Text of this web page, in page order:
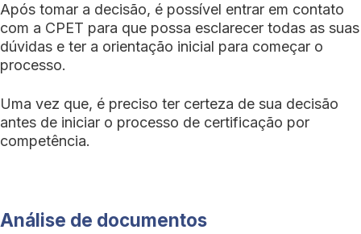
Após tomar a decisão, é possível entrar em contato
com a CPET para que possa esclarecer todas as suas
dúvidas e ter a orientação inicial para começar o
processo.
Uma vez que, é preciso ter certeza de sua decisão
antes de iniciar o processo de certificação por
competência.
Análise de documentos